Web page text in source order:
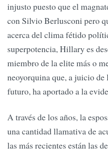
injusto puesto que el
con Silvio Berlusconi pero
acerca del clima fétido
superpotencia, Hillary es
miembro de la elite más o
neoyorquina que, a juicio
futuro, ha aportado a la
A través de los años, la
una cantidad llamativa de
las más recientes están las